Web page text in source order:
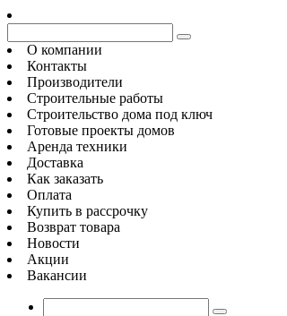
О компании
Контакты
Производители
Строительные работы
Строительство дома под ключ
Готовые проекты домов
Аренда техники
Доставка
Как заказать
Оплата
Купить в рассрочку
Возврат товара
Новости
Акции
Вакансии